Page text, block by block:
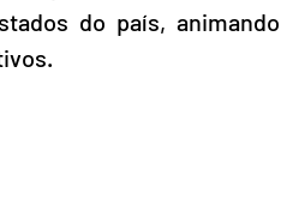
do país, animando